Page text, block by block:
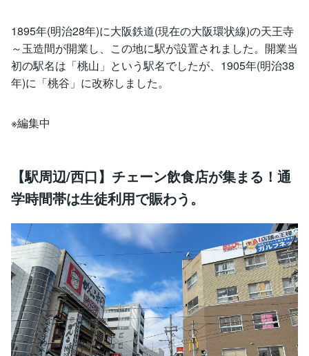
1895年(明治28年)に大阪鉄道(現在の大阪環状線)の天王寺
～玉造間が開業し、この地に駅が設置されました。開業当
初の駅名は「桃山」という駅名でしたが、1905年(明治38
年)に「桃谷」に改称しました。
※編集中
【駅周辺/西口】チェーン飲食店が集まる！通
学時間帯は生徒利用で賑わう。